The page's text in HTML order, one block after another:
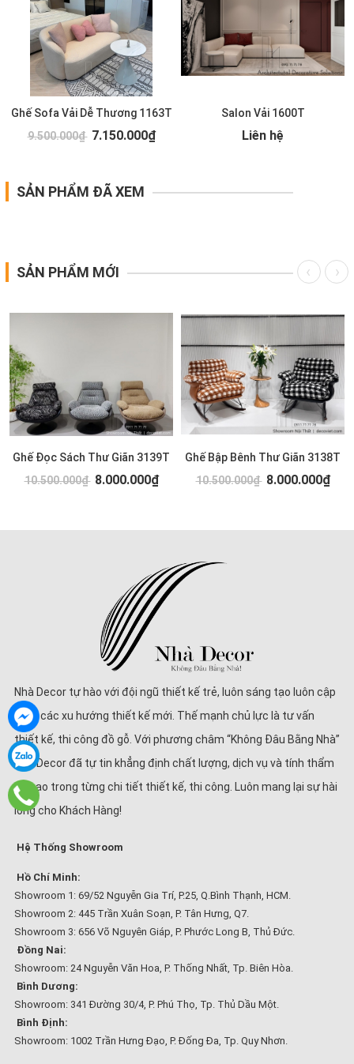
Ghế Sofa Vải Dễ Thương 1163T
9.500.000₫ 7.150.000₫
Salon Vải 1600T
Liên hệ
SẢN PHẨM ĐÃ XEM
SẢN PHẨM MỚI
Ghế Đọc Sách Thư Giãn 3139T
10.500.000₫ 8.000.000₫
Ghế Bập Bênh Thư Giãn 3138T
10.500.000₫ 8.000.000₫
Nhà Decor tự hào với đội ngũ thiết kế trẻ, luôn sáng tạo luôn cập
nhật các xu hướng thiết kế mới. Thế mạnh chủ lực là tư vấn
thiết kế, thi công đồ gỗ. Với phương châm “Không Đâu Bằng Nhà”
Nhà Decor đã tự tin khẳng định chất lượng, dịch vụ và tính thẩm
mĩ cao trong từng chi tiết thiết kế, thi công. Luôn mang lại sự hài
lòng cho Khách Hàng!
Hệ Thống Showroom
Hồ Chí Minh:
Showroom 1: 69/52 Nguyễn Gia Trí, P.25, Q.Bình Thạnh, HCM.
Showroom 2: 445 Trần Xuân Soạn, P. Tân Hưng, Q7.
Showroom 3: 656 Võ Nguyên Giáp, P. Phước Long B, Thủ Đức.
Đồng Nai:
Showroom: 24 Nguyễn Văn Hoa, P. Thống Nhất, Tp. Biên Hòa.
Bình Dương:
Showroom: 341 Đường 30/4, P. Phú Thọ, Tp. Thủ Dầu Một.
Bình Định:
Showroom: 1002 Trần Hưng Đạo, P. Đống Đa, Tp. Quy Nhơn.